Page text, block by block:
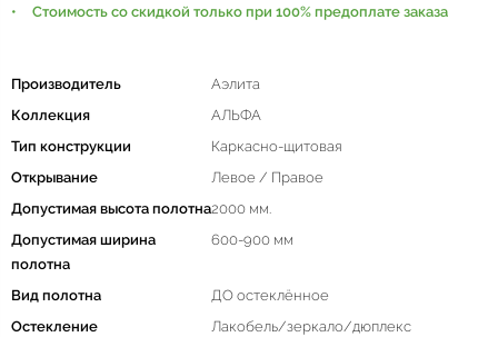
Стоимость со скидкой только при 100% предоплате заказа
Производитель
Аэлита
Коллекция
АЛЬФА
Тип конструкции
Каркасно-щитовая
Открывание
Левое / Правое
Допустимая высота полотна2000 мм.
Допустимая ширина
полотна
600-900 мм
Вид полотна
ДО остеклённое
Остекление
Лакобель/зеркало/дюплекс